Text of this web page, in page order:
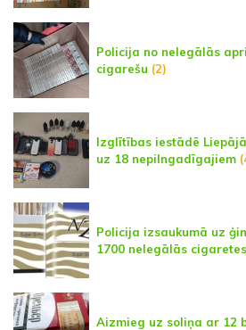
Policija no nelegālās
cigarešu (2)
Izglītības iestādē
uz 18 nepilngadīgajiem
Policija izsaukumā uz
1700 nelegālās cigaretes
Aizmieg uz soliņa ar 12